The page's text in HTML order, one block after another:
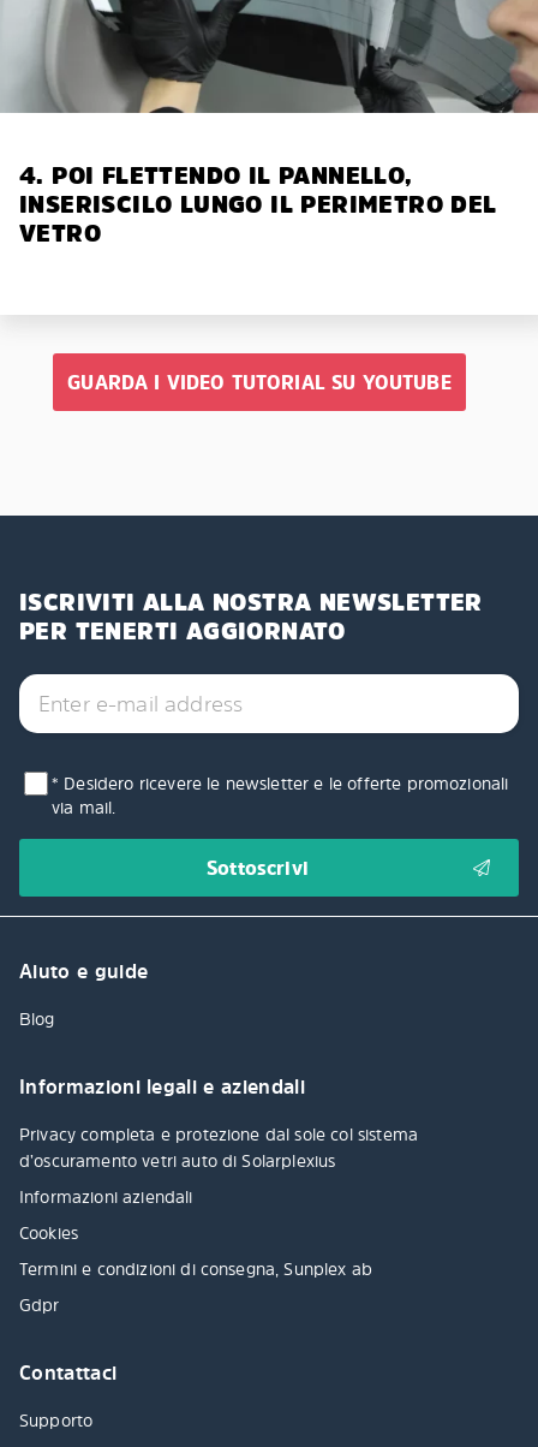
4. POI FLETTENDO IL PANNELLO,
INSERISCILO LUNGO IL PERIMETRO DEL
VETRO
GUARDA I VIDEO TUTORIAL SU YOUTUBE
ISCRIVITI ALLA NOSTRA NEWSLETTER
PER TENERTI AGGIORNATO
* Desidero ricevere le newsletter e le offerte promozionali
via mail.
Aiuto e guide
Blog
Informazioni legali e aziendali
Privacy completa e protezione dal sole col sistema
d’oscuramento vetri auto di Solarplexius
Informazioni aziendali
Cookies
Termini e condizioni di consegna, Sunplex ab
Gdpr
Contattaci
Supporto